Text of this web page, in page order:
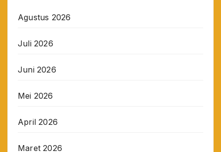
Agustus 2026
Juli 2026
Juni 2026
Mei 2026
April 2026
Maret 2026